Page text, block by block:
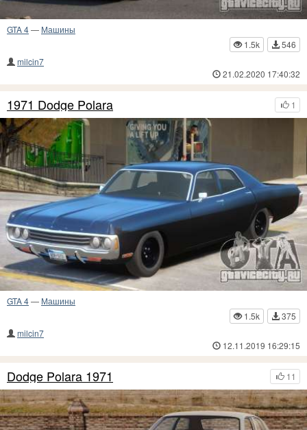
GTA 4— Машины
1.5k
546
milcin7
21.02.2020 17:40:32
1
1971 Dodge Polara
GTA 4— Машины
1.5k
375
milcin7
12.11.2019 16:29:15
11
Dodge Polara 1971